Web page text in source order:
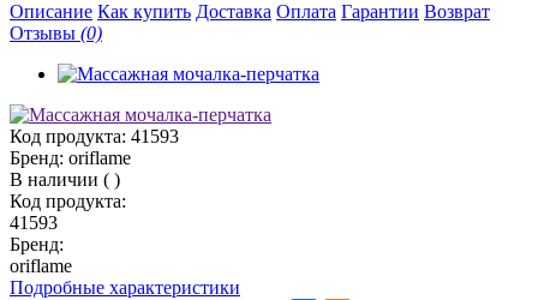
Описание Как купить Доставка Оплата Гарантии Возврат
Отзывы (0)
Код продукта: 41593
Бренд: oriflame
В наличии ( )
Код продукта:
41593
Бренд:
oriflame
Подробные характеристики